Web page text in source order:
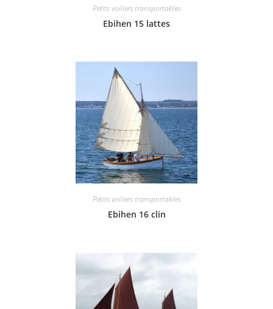
Petits voiliers transportables
Ebihen 15 lattes
Petits voiliers transportables
Ebihen 16 clin